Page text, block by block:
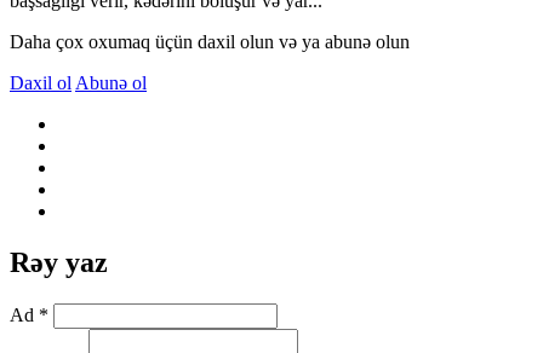
Daha çox oxumaq üçün daxil olun və ya abunə olun
Daxil ol Abunə ol
Rəy yaz
Ad *